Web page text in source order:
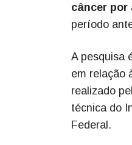
câncer por
período
A pesquisa
em relação
realizado
técnica do
Federal.